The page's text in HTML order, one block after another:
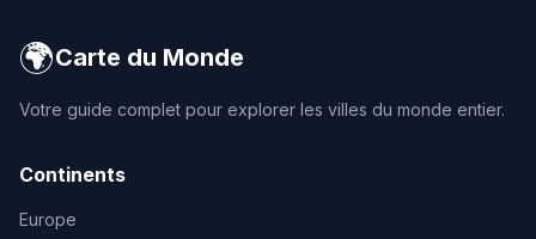
🌍Carte du Monde
Votre guide complet pour explorer les villes du monde entier.
Continents
Europe